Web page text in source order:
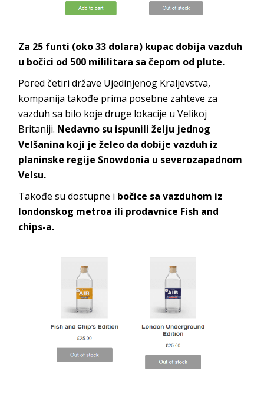
Za 25 funti (oko 33 dolara) kupac dobija vazduh
u bočici od 500 mililitara sa čepom od plute.
Pored četiri države Ujedinjenog Kraljevstva,
kompanija takođe prima posebne zahteve za
vazduh sa bilo koje druge lokacije u Velikoj
Britaniji. Nedavno su ispunili želju jednog
Velšanina koji je želeo da dobije vazduh iz
planinske regije Snowdonia u severozapadnom
Velsu.
Takođe su dostupne i bočice sa vazduhom iz
londonskog metroa ili prodavnice Fish and
chips-a.